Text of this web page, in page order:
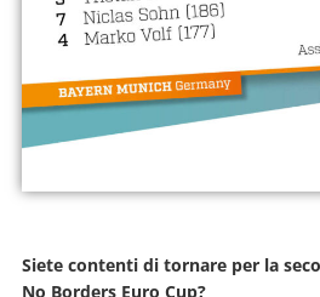
Siete contenti di tornare per la
No Borders Euro Cup?